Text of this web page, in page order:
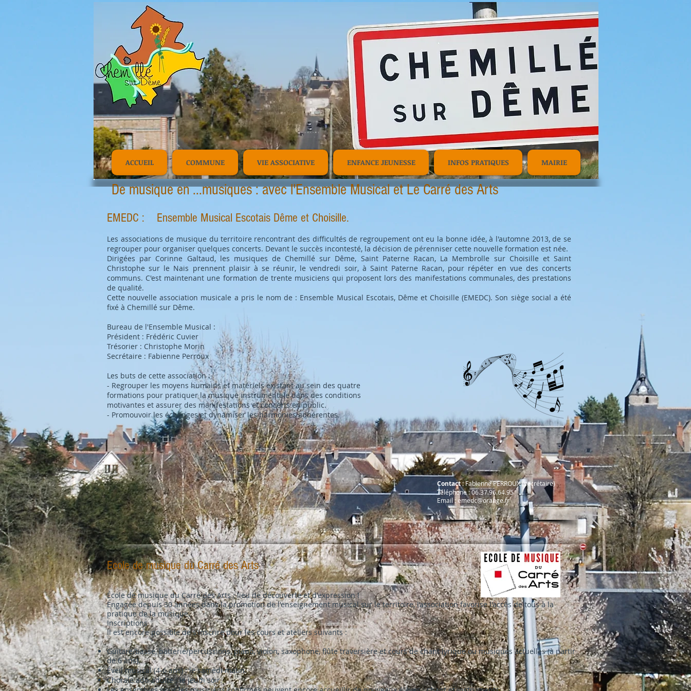
Il est arrivé ! QSCD n°96
ACCUEIL COMMUNE VIE ASSOCIATIVE ENFANCE JEUNESSE INFOS PRATIQUES MAIRIE
De musique en ...musiques : avec l'Ensemble Musical et Le Carré des Arts
EMEDC : Ensemble Musical Escotais Dême et Choisille.
Les associations de musique du territoire rencontrant des difficultés de regroupement ont eu la bonne idée, à l'automne 2013, de se
regrouper pour organiser quelques concerts. Devant le succès incontesté, la décision de pérenniser cette nouvelle formation est née.
Dirigées par Corinne Galtaud, les musiques de Chemillé sur Dême, Saint Paterne Racan, La Membrolle sur Choisille et Saint
Christophe sur le Nais prennent plaisir à se réunir, le vendredi soir, à Saint Paterne Racan, pour répéter en vue des concerts
communs. C'est maintenant une formation de trente musiciens qui proposent lors des manifestations communales, des prestations
de qualité.
Cette nouvelle association musicale a pris le nom de : Ensemble Musical Escotais, Dême et Choisille (EMEDC). Son siège social a été
fixé à Chemillé sur Dême.
Bureau de l'Ensemble Musical :
Président : Frédéric Cuvier
Trésorier : Christophe Morin
Secrétaire : Fabienne Perroux
Les buts de cette association :
- Regrouper les moyens humains et matériels existant au sein des quatre
formations pour pratiquer la musique instrumentale dans des conditions
motivantes et assurer des manifestations et concerts en public.
- Promouvoir les échanges et dynamiser les harmonies adhérentes.
Contact: Fabienne PERROUX (secrétaire)
Téléphone : 06.37.96.64.95
Email :emedc@orange.fr
Ecole de musique du Carré des Arts
École de musique du Carré des Arts : lieu de découverte et d'expression !
Engagée depuis 30 années dans la promotion de l'enseignement musical sur le territoire, l’association favorise l'accès de tous à la
pratique de la musique.
Inscriptions
Il est encore possible de s'inscrire pour les cours et ateliers suivants :
Guitare/basse, batterie/percussions, piano, violon, saxophone, flûte traversière et cours de chant lyrique ou musiques actuelles (à partir
de 6 ans).
Éveil musical (4-6 ans) : le samedi matin.
Chorale ado-adulte : le jeudi soir.